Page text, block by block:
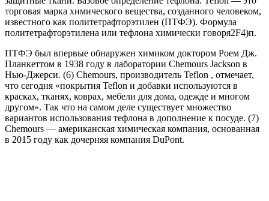
торговая марка химического вещества, созданного человеком,
известного как политетрафторэтилен (ПТФЭ). Формула
политетрафторэтилена или тефлона химически говоря2F4)п.
ПТФЭ был впервые обнаружен химиком доктором Роем Дж.
Планкеттом в 1938 году в лаборатории Chemours Jackson в
Нью-Джерси. (6) Chemours, производитель Teflon , отмечает,
что сегодня «покрытия Teflon и добавки используются в
красках, тканях, коврах, мебели для дома, одежде и многом
другом». Так что на самом деле существует множество
вариантов использования тефлона в дополнение к посуде. (7)
Chemours — американская химическая компания, основанная
в 2015 году как дочерняя компания DuPont.